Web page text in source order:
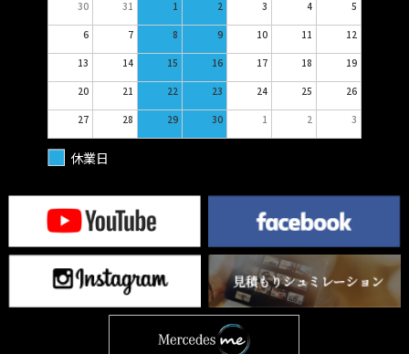
30 31 1 2 3 4 5
6 7 8 9 10 11 12
13 14 15 16 17 18 19
20 21 22 23 24 25 26
27 28 29 30 1 2 3
休業日